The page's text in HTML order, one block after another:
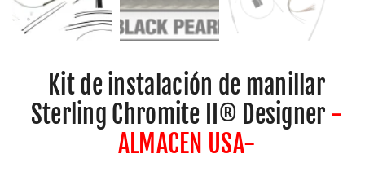
Kit de instalación de manillar
Sterling Chromite II® Designer -
ALMACEN USA-